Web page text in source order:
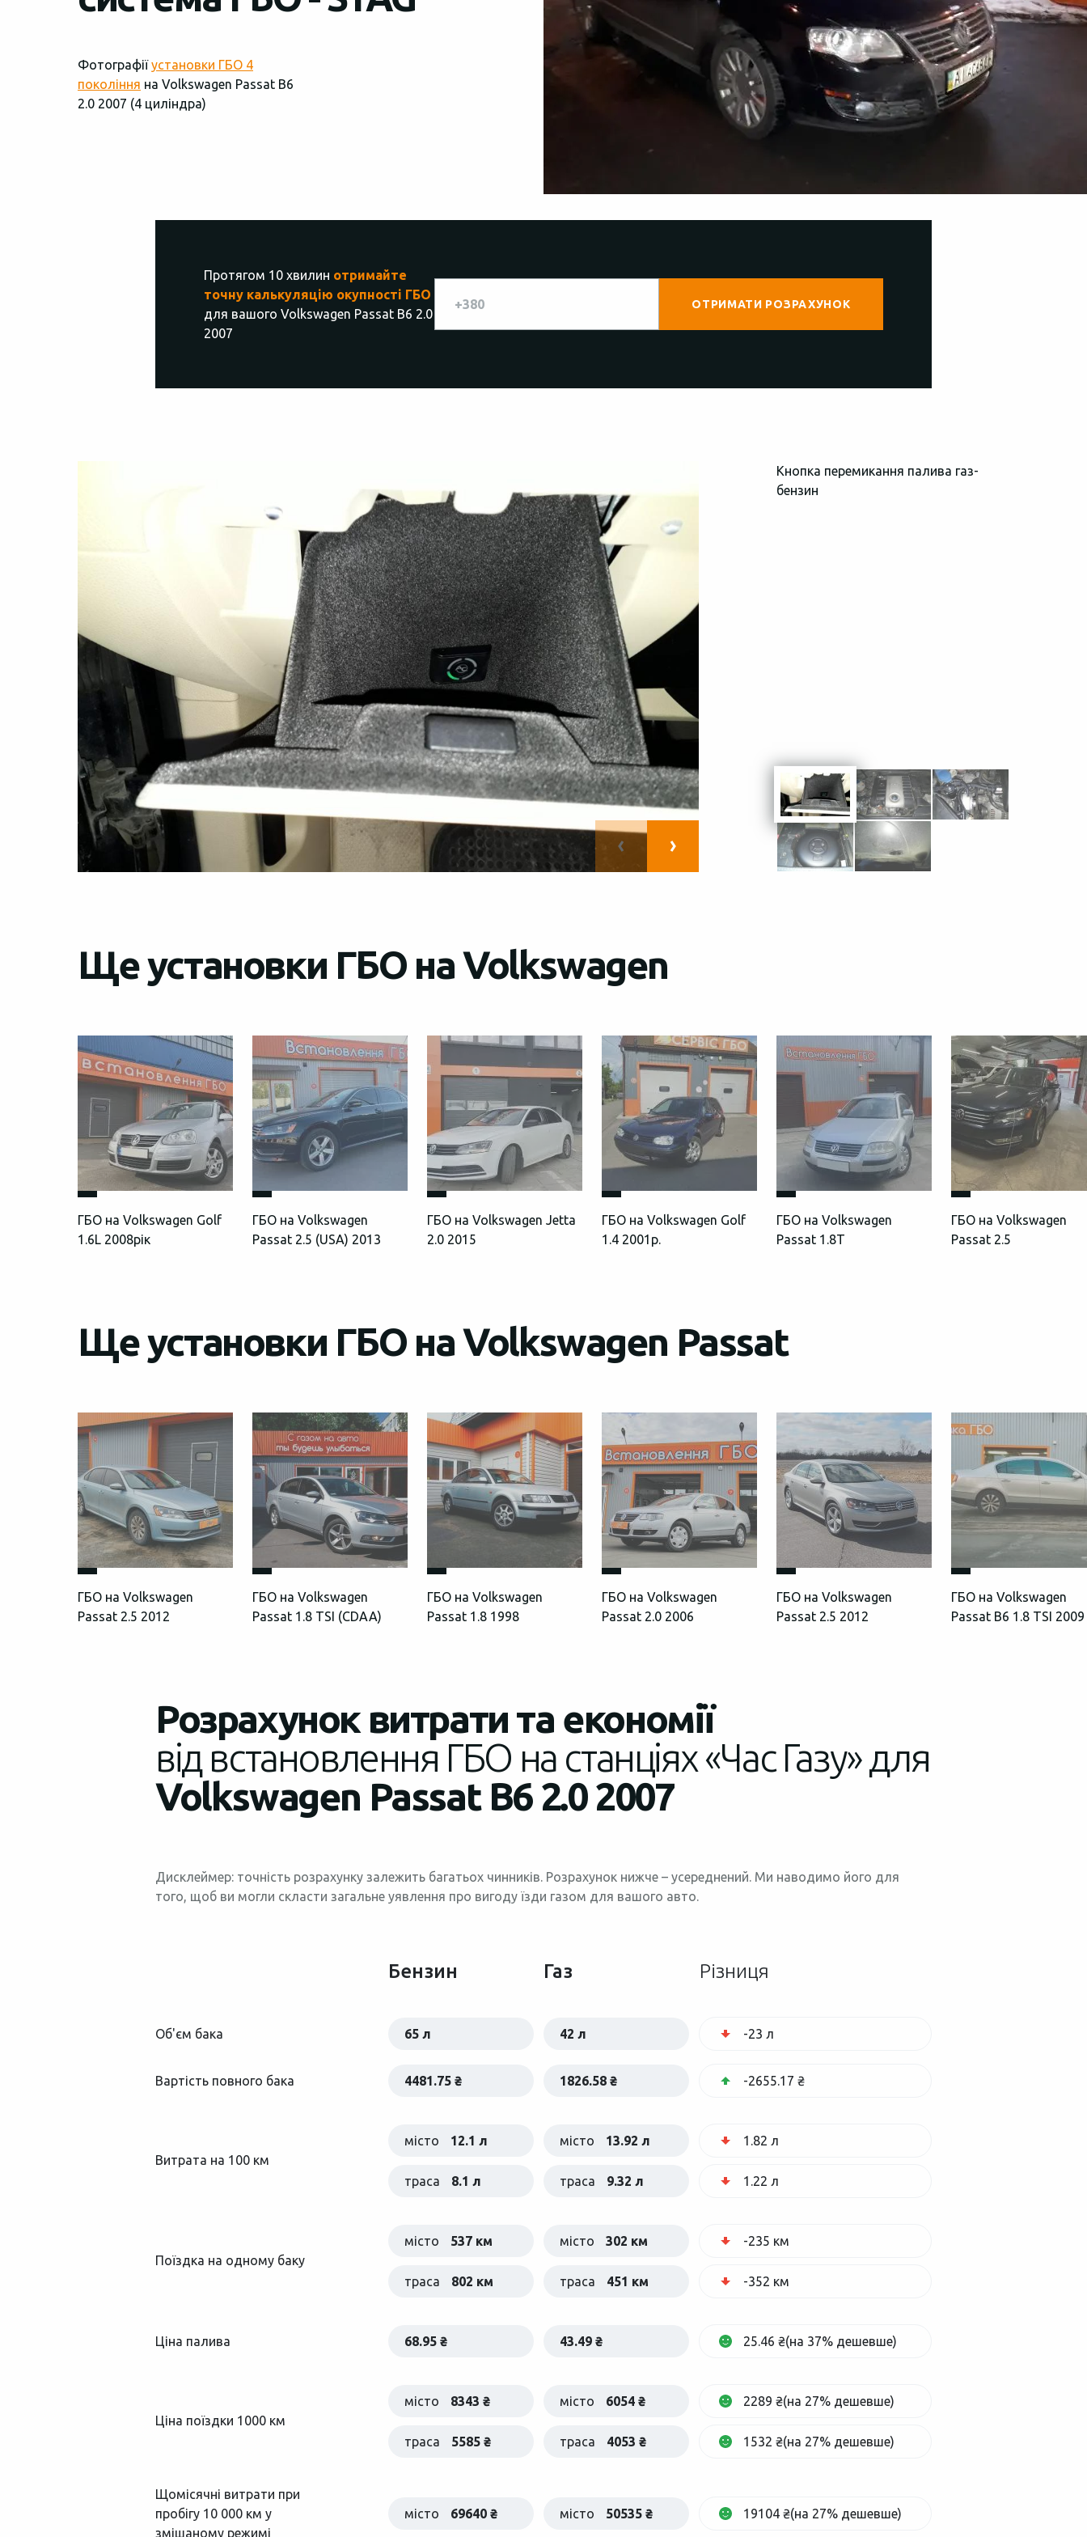
Фотографіїустановки ГБО 4
покоління на Volkswagen Passat В6
2.0 2007 (4 циліндра)
Протягом 10 хвилин отримайте
точну калькуляцію окупності ГБО
для вашого Volkswagen Passat В6 2.0
2007
Кнопка перемикання палива газ-
бензин
Ще установки ГБО на Volkswagen
ГБО на Volkswagen Golf
1.6L 2008рік
ГБО на Volkswagen
Passat 2.5 (USA) 2013
ГБО на Volkswagen Jetta
2.0 2015
ГБО на Volkswagen Golf
1.4 2001р.
ГБО на Volkswagen
Passat 1.8T
ГБО на Volkswagen
Passat 2.5
Ще установки ГБО на Volkswagen Passat
ГБО на Volkswagen
Passat 2.5 2012
ГБО на Volkswagen
Passat 1.8 TSI (CDAA)
ГБО на Volkswagen
Passat 1.8 1998
ГБО на Volkswagen
Passat 2.0 2006
ГБО на Volkswagen
Passat 2.5 2012
ГБО на Volkswagen
Passat B6 1.8 TSI 2009
Розрахунок витрати та економії
від встановлення ГБО на станціях «Час Газу» для
Volkswagen Passat В6 2.0 2007
Дисклеймер: точність розрахунку залежить багатьох чинників. Розрахунок нижче – усереднений. Ми наводимо його для
того, щоб ви могли скласти загальне уявлення про вигоду їзди газом для вашого авто.
Бензин Газ Різниця
Об'єм бака 65 л 42 л -23 л
Вартість повного бака 4481.75 ₴ 1826.58 ₴ -2655.17 ₴
Витрата на 100 км
місто 12.1 л місто 13.92 л 1.82 л
траса 8.1 л траса 9.32 л 1.22 л
Поїздка на одному баку
місто 537 км місто 302 км -235 км
траса 802 км траса 451 км -352 км
Ціна палива 68.95 ₴ 43.49 ₴ 25.46 ₴(на 37% дешевше)
Ціна поїздки 1000 км
місто 8343 ₴ місто 6054 ₴ 2289 ₴(на 27% дешевше)
траса 5585 ₴ траса 4053 ₴ 1532 ₴(на 27% дешевше)
Щомісячні витрати при
пробігу 10 000 км у
змішаному режимі
місто 69640 ₴ місто 50535 ₴ 19104 ₴(на 27% дешевше)